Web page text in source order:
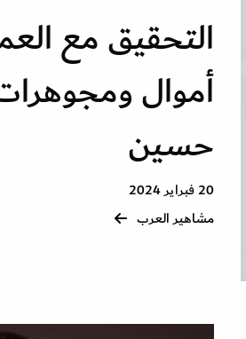
التحقيق مع
أموال
حسين
20 فبراير 2024
مشاهير العرب